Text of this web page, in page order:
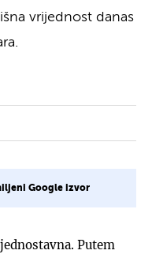
vrijednost danas
Google izvor
Putem